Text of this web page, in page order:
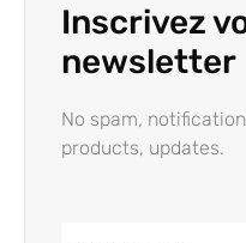
Inscrivez
newsletter
No spam,
products, updates.